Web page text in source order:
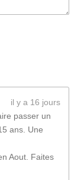
il y a 16 jours
passer un
ans. Une
Aout. Faites